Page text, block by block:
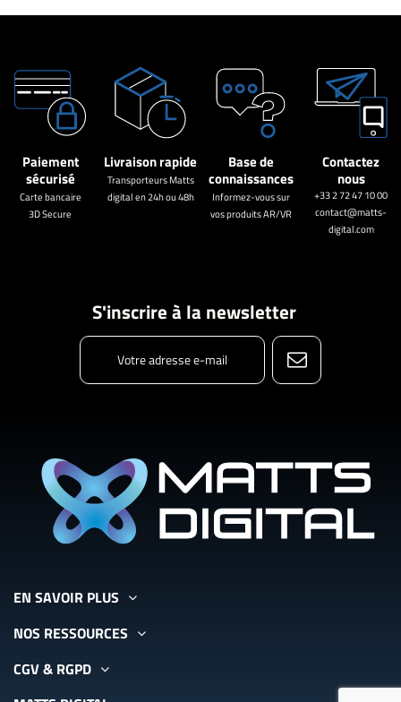
Paiement
sécurisé
Carte bancaire
3D Secure
Livraison rapide
Transporteurs Matts
digital en 24h ou 48h
Base de
connaissances
Informez-vous sur
vos produits AR/VR
Contactez
nous
+33 2 72 47 10 00
contact@matts-
digital.com
S'inscrire à la newsletter
EN SAVOIR PLUS
NOS RESSOURCES
CGV & RGPD